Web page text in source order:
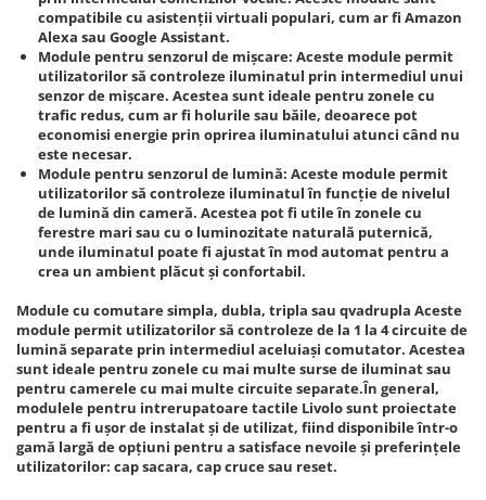
compatibile cu asistenții virtuali populari, cum ar fi Amazon
Alexa sau Google Assistant.
Module pentru senzorul de mișcare: Aceste module permit
utilizatorilor să controleze iluminatul prin intermediul unui
senzor de mișcare. Acestea sunt ideale pentru zonele cu
trafic redus, cum ar fi holurile sau băile, deoarece pot
economisi energie prin oprirea iluminatului atunci când nu
este necesar.
Module pentru senzorul de lumină: Aceste module permit
utilizatorilor să controleze iluminatul în funcție de nivelul
de lumină din cameră. Acestea pot fi utile în zonele cu
ferestre mari sau cu o luminozitate naturală puternică,
unde iluminatul poate fi ajustat în mod automat pentru a
crea un ambient plăcut și confortabil.
Module cu comutare simpla, dubla, tripla sau qvadrupla Aceste
module permit utilizatorilor să controleze de la 1 la 4 circuite de
lumină separate prin intermediul aceluiași comutator. Acestea
sunt ideale pentru zonele cu mai multe surse de iluminat sau
pentru camerele cu mai multe circuite separate.În general,
modulele pentru intrerupatoare tactile Livolo sunt proiectate
pentru a fi ușor de instalat și de utilizat, fiind disponibile într-o
gamă largă de opțiuni pentru a satisface nevoile și preferințele
utilizatorilor: cap sacara, cap cruce sau reset.